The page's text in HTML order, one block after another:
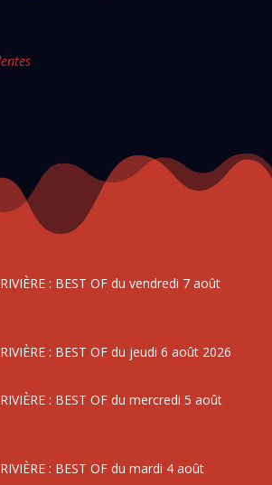
: BEST OF du vendredi 7 août
: BEST OF du jeudi 6 août 2026
: BEST OF du mercredi 5 août
: BEST OF du mardi 4 août